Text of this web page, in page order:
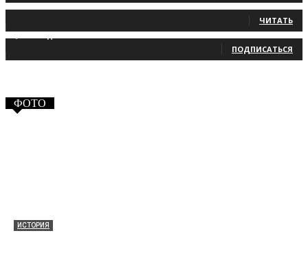
131 Читатели
ЧИТАТЬ
2,660 Подписчики
ПОДПИСАТЬСЯ
ФОТО
ИСТОРИЯ